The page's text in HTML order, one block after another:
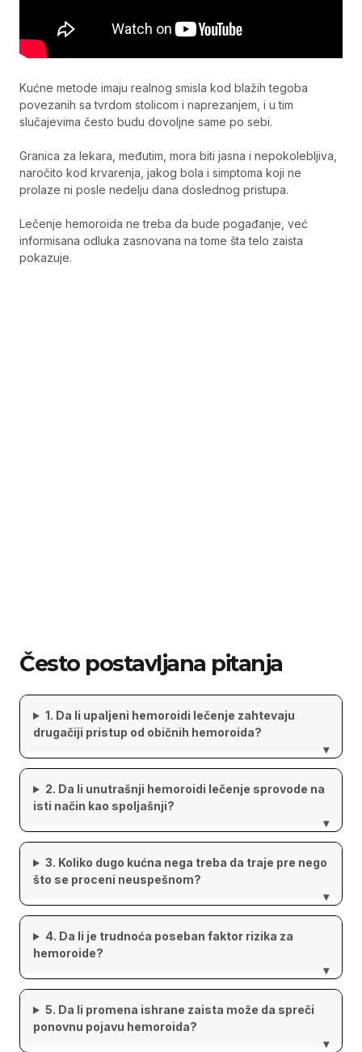
Kućne metode imaju realnog smisla kod blažih tegoba
povezanih sa tvrdom stolicom i naprezanjem, i u tim
slučajevima često budu dovoljne same po sebi.
Granica za lekara, međutim, mora biti jasna i nepokolebljiva,
naročito kod krvarenja, jakog bola i simptoma koji ne
prolaze ni posle nedelju dana doslednog pristupa.
Lečenje hemoroida ne treba da bude pogađanje, već
informisana odluka zasnovana na tome šta telo zaista
pokazuje.
Često postavljana pitanja
1. Da li upaljeni hemoroidi lečenje zahtevaju
drugačiji pristup od običnih hemoroida?
▾
2. Da li unutrašnji hemoroidi lečenje sprovode na
isti način kao spoljašnji?
▾
3. Koliko dugo kućna nega treba da traje pre nego
što se proceni neuspešnom?
▾
4. Da li je trudnoća poseban faktor rizika za
hemoroide?
▾
5. Da li promena ishrane zaista može da spreči
ponovnu pojavu hemoroida?
▾